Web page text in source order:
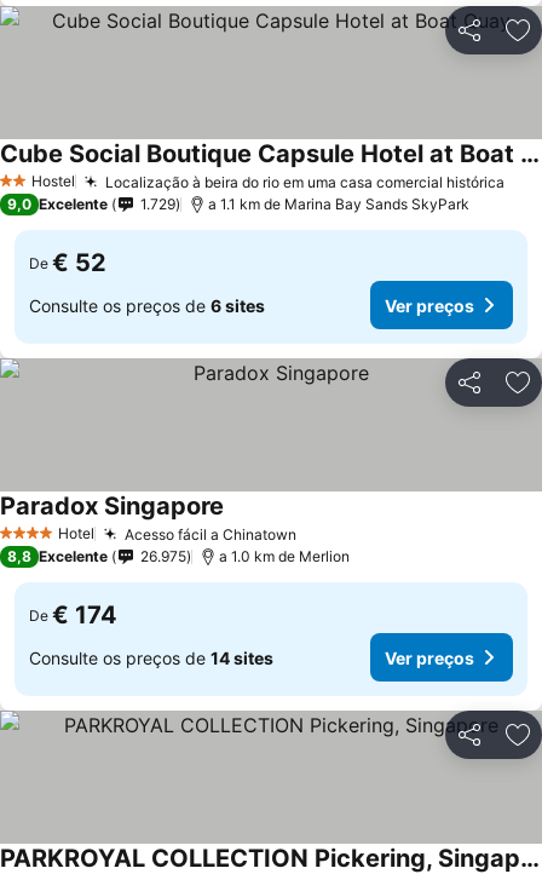
Partilhar
2 Estrelas
Hostel Localização à beira do rio em uma casa comercial histórica
Cube Social Boutique Capsule Hotel at Boat Quay
9,0 Excelente 1.729 a 1.1 km de Marina Bay Sands SkyPark
De € 52
Consulte os preços de 6 sites Ver preços
Partilhar
4 EstrelasHotel Acesso fácil a Chinatown
Paradox Singapore
8,8 Excelente 26.975 a 1.0 km de Merlion
De € 174
Consulte os preços de 14 sites Ver preços
Partilhar
PARKROYAL COLLECTION Pickering, Singapore